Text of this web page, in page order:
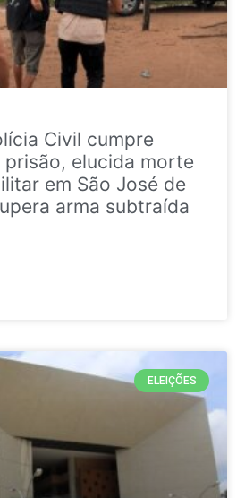
Civil cumpre
prisão, elucida morte
em São José de
arma subtraída
ELEIÇÕES